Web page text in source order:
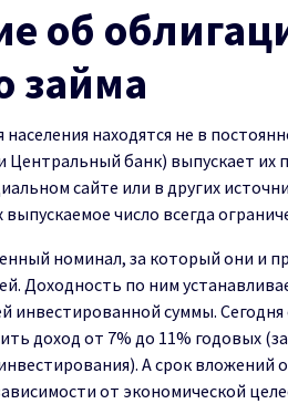
об
займа
находятся не в
банк) выпускает их
сайте или в других
число всегда
номинал, за который они и
Доходность по ним
суммы. Сегодня
доход от 7% до 11% годовых
А срок вложений
от экономической